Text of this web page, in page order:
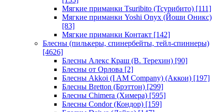
Мягкие приманки Tsuribito (Тсурибито) [111]
Мягкие приманки Yoshi Onyx (Йоши Оникс)
[83]
Мягкие приманки Контакт [142]
Блесны (пилькеры, спинербейты, тейл-спиннеры)
[4626]
Блесны Алекс Краш (В. Терехин) [90]
Блесны от Орлова [2]
Блесны Akkoi (I AM Company) (Аккои) [197]
Блесны Bretton (Брэттон) [299]
Блесны Chimera (Химера) [595]
Блесны Condor (Кондор) [159]